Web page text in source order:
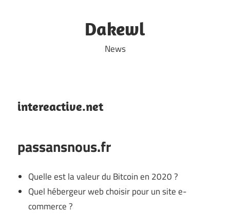
Dakewl
News
intereactive.net
passansnous.fr
Quelle est la valeur du Bitcoin en 2020 ?
Quel hébergeur web choisir pour un site e-
commerce ?